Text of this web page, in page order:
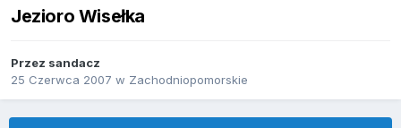
Jezioro Wisełka
Przez sandacz
25 Czerwca 2007 w Zachodniopomorskie